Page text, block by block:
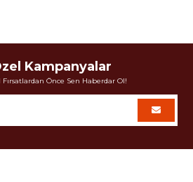
Kampanyalar
Fırsatlardan Önce Sen Haberdar Ol!